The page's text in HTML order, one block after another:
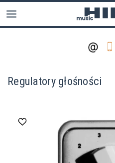
Regulatory głośności